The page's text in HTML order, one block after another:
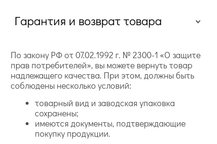
Гарантия и возврат товара
По закону РФ от 07.02.1992 г. № 2300-1 «О защите
прав потребителей», вы можете вернуть товар
надлежащего качества. При этом, должны быть
соблюдены несколько условий:
товарный вид и заводская упаковка
сохранены;
имеются документы, подтверждающие
покупку продукции.